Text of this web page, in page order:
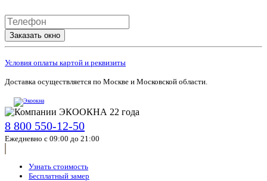
Заказать окно
Условия оплаты картой и реквизиты
Доставка осуществляется по Москве и Московской области.
8 800 550-12-50
Ежедневно с 09:00 до 21:00
Узнать стоимость
Бесплатный замер